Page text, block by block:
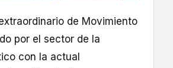
de Movimiento
por el sector de la
con la actual